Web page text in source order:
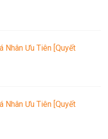
Nhân Ưu Tiên [Quyết
Nhân Ưu Tiên [Quyết